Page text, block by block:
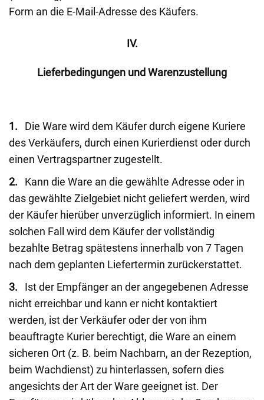
Form an die E-Mail-Adresse des Käufers.
IV.
Lieferbedingungen und Warenzustellung
1. Die Ware wird dem Käufer durch eigene Kuriere
des Verkäufers, durch einen Kurierdienst oder durch
einen Vertragspartner zugestellt.
2. Kann die Ware an die gewählte Adresse oder in
das gewählte Zielgebiet nicht geliefert werden, wird
der Käufer hierüber unverzüglich informiert. In einem
solchen Fall wird dem Käufer der vollständig
bezahlte Betrag spätestens innerhalb von 7 Tagen
nach dem geplanten Liefertermin zurückerstattet.
3. Ist der Empfänger an der angegebenen Adresse
nicht erreichbar und kann er nicht kontaktiert
werden, ist der Verkäufer oder der von ihm
beauftragte Kurier berechtigt, die Ware an einem
sicheren Ort (z. B. beim Nachbarn, an der Rezeption,
beim Wachdienst) zu hinterlassen, sofern dies
angesichts der Art der Ware geeignet ist. Der